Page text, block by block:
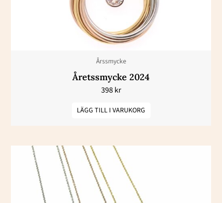
Årssmycke
Åretssmycke 2024
398kr
LÄGG TILL I VARUKORG
Den
här
produkten
har